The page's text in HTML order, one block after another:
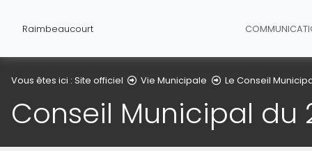
Raimbeaucourt
Vous êtes ici : Site officiel Vie Municipale Le Conseil
Conseil Municipal du